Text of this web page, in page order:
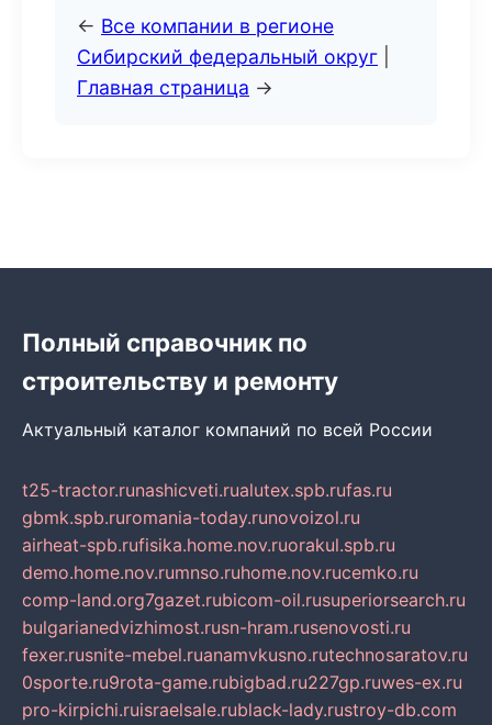
← Все компании в регионе
Сибирский федеральный округ
Главная страница →
Полный справочник по
строительству и ремонту
Актуальный каталог компаний по всей России
t25-tractor.runashicveti.rualutex.spb.rufas.ru
gbmk.spb.ruromania-today.runovoizol.ru
airheat-spb.rufisika.home.nov.ruorakul.spb.ru
demo.home.nov.rumnso.ruhome.nov.rucemko.ru
comp-land.org7gazet.rubicom-oil.rusuperiorsearch.ru
bulgarianedvizhimost.rusn-hram.rusenovosti.ru
fexer.rusnite-mebel.ruanamvkusno.rutechnosaratov.ru
0sporte.ru9rota-game.rubigbad.ru227gp.ruwes-ex.ru
pro-kirpichi.ruisraelsale.rublack-lady.rustroy-db.com